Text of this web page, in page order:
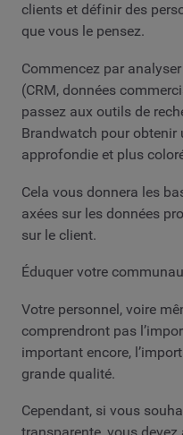
clients et définir des
que vous le pensez.
Commencez par
(CRM, données
passez aux outils de
Brandwatch pour obtenir
approfondie et plus
Cela vous donnera les
axées sur les données
sur le client.
Éduquer votre
Votre personnel, voire
comprendront pas
important encore,
grande qualité.
Cependant, si vous